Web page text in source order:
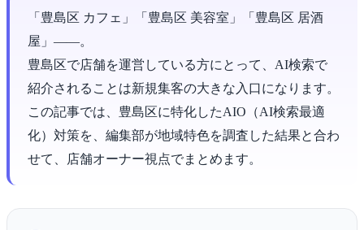
「豊島区 カフェ」「豊島区 美容室」「豊島区 居酒
屋」――。
豊島区で店舗を運営している方にとって、AI検索で
紹介されることは新規集客の大きな入口になります。
この記事では、豊島区に特化したAIO（AI検索最適
化）対策を、編集部が地域特色を調査した結果と合わ
せて、店舗オーナー視点でまとめます。